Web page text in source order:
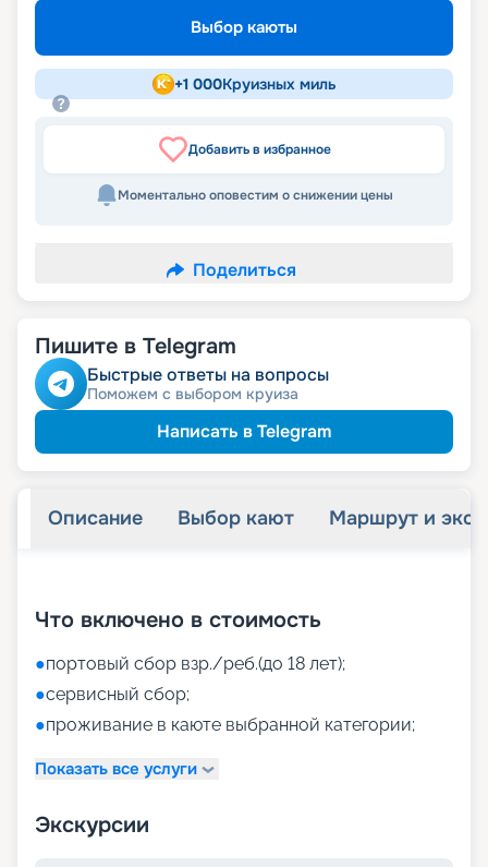
Выбор каюты
+1 000Круизных миль
Добавить в избранное
Моментально оповестим о снижении цены
Поделиться
Пишите в Telegram
Быстрые ответы на вопросы
Поможем с выбором круиза
Написать в Telegram
Описание Выбор кают Маршрут и
Что включено в стоимость
●портовый сбор взр./реб.(до 18 лет);
●сервисный сбор;
●проживание в каюте выбранной категории;
Показать все услуги
Экскурсии